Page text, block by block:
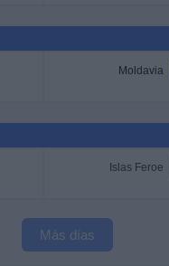
Moldavia
Islas Feroe
Más días